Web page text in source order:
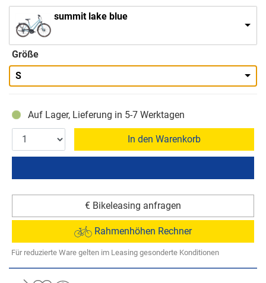
summit lake blue
Größe
S
Auf Lager, Lieferung in 5-7 Werktagen
In den Warenkorb
€ Bikeleasing anfragen
Rahmenhöhen Rechner
Für reduzierte Ware gelten im Leasing gesonderte Konditionen